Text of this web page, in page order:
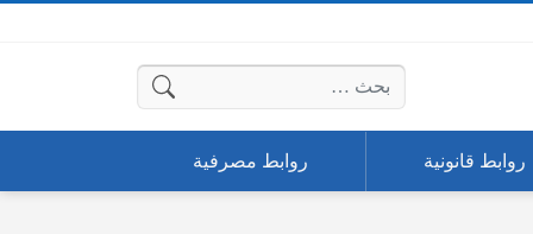
البحث عن:
روابط قانونية روابط مصرفية